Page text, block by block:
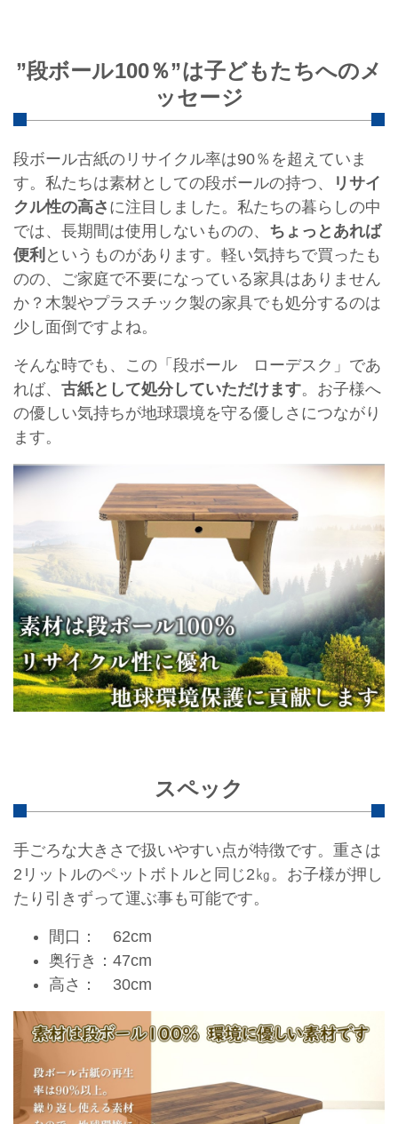
”段ボール100％”は子どもたちへのメ
ッセージ
段ボール古紙のリサイクル率は90％を超えていま
す。私たちは素材としての段ボールの持つ、
リサイ
クル性の高さ に注目しました。私たちの暮らしの中
では、長期間は使用しないものの、 ちょっとあれば
便利 というものがあります。軽い気持ちで買ったも
のの、ご家庭で不要になっている家具はありません
か？木製やプラスチック製の家具でも処分するのは
少し面倒ですよね。
そんな時でも、この「段ボール ローデスク」であ
れば、 古紙として処分していただけます。お子様へ
の優しい気持ちが地球環境を守る優しさにつながり
ます。
スペック
手ごろな大きさで扱いやすい点が特徴です。重さは
2リットルのペットボトルと同じ2㎏。お子様が押し
たり引きずって運ぶ事も可能です。
間口： 62cm
奥行き：47cm
高さ： 30cm